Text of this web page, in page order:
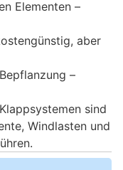
Elementen –
aber
–
sind
Windlasten und